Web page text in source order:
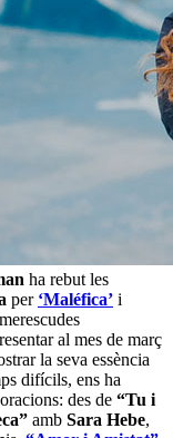
ha rebut les
per ‘Maléfica’ i
al mes de març
la seva essència
difícils, ens ha
des de “Tu i
amb Sara Hebe,